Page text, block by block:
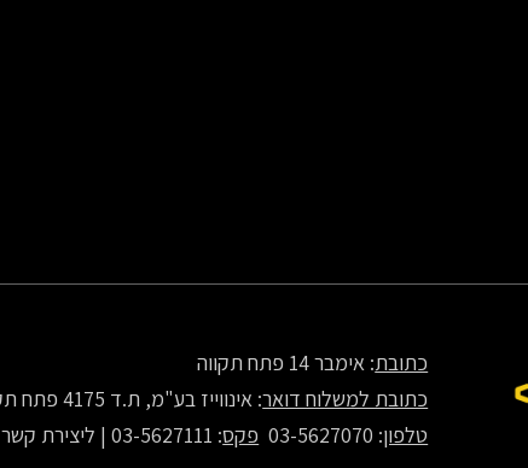
כתובת: אימבר 14 פתח תקווה
כתובת למשלוח דואר: אינווייז בע"מ, ת.ד 4175 פתח תקווה
טלפון: 03-5627070 פקס: 03-5627111 | ליצירת קשר